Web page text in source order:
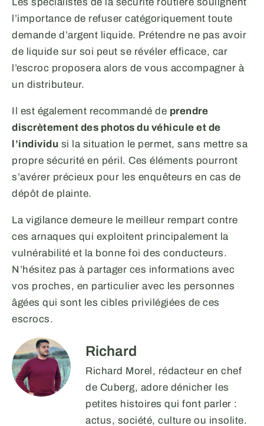
l’importance de refuser catégoriquement toute
demande d’argent liquide. Prétendre ne pas avoir
de liquide sur soi peut se révéler efficace, car
l’escroc proposera alors de vous accompagner à
un distributeur.
Il est également recommandé de prendre
discrètement des photos du véhicule et de
l’individu si la situation le permet, sans mettre sa
propre sécurité en péril. Ces éléments pourront
s’avérer précieux pour les enquêteurs en cas de
dépôt de plainte.
La vigilance demeure le meilleur rempart contre
ces arnaques qui exploitent principalement la
vulnérabilité et la bonne foi des conducteurs.
N’hésitez pas à partager ces informations avec
vos proches, en particulier avec les personnes
âgées qui sont les cibles privilégiées de ces
escrocs.
Richard
Richard Morel, rédacteur en chef
de Cuberg, adore dénicher les
petites histoires qui font parler :
actus, société, culture ou insolite.